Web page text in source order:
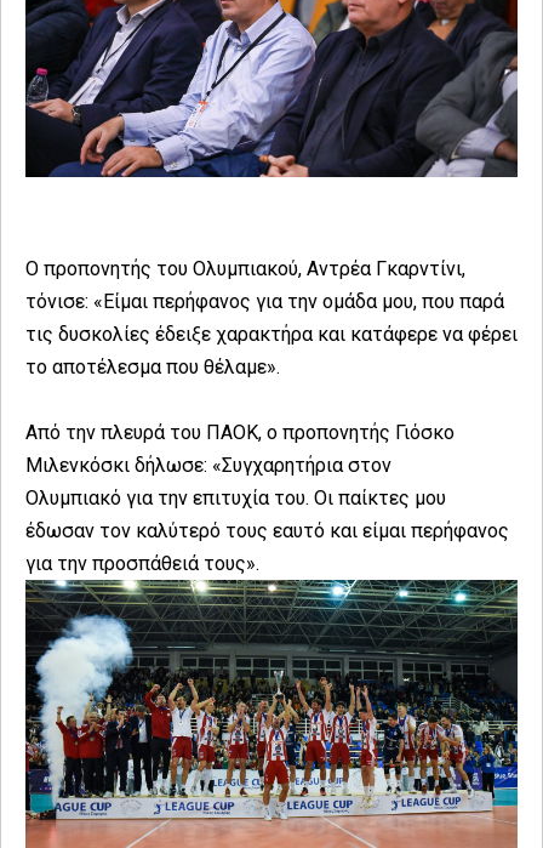
Ο προπονητής του Ολυμπιακού, Αντρέα Γκαρντίνι,
τόνισε: «Είμαι περήφανος για την ομάδα μου, που παρά
τις δυσκολίες έδειξε χαρακτήρα και κατάφερε να φέρει
το αποτέλεσμα που θέλαμε».
Από την πλευρά του ΠΑΟΚ, ο προπονητής Γιόσκο
Μιλενκόσκι δήλωσε: «Συγχαρητήρια στον
Ολυμπιακό για την επιτυχία του. Οι παίκτες μου
έδωσαν τον καλύτερό τους εαυτό και είμαι περήφανος
για την προσπάθειά τους».